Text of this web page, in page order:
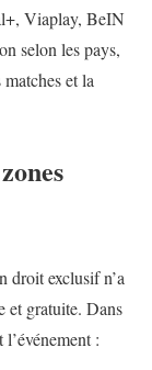
Viaplay, BeIN
selon les pays,
et la
droit exclusif n’a
et gratuite. Dans
: